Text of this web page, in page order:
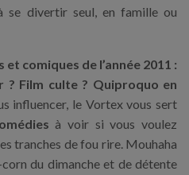
se divertir seul, en famille ou
comiques de l’année 2011 :
? Film culte ? Quiproquo en
influencer, le Vortex vous sert
à voir si vous voulez
tranches de fou rire. Mouhaha
du dimanche et de détente